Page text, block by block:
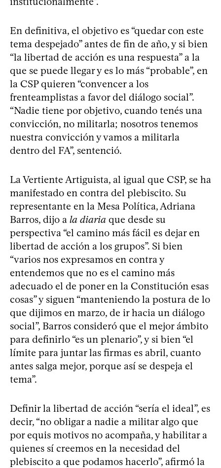
En definitiva, el objetivo es “quedar con este
tema despejado” antes de fin de año, y si bien
“la libertad de acción es una respuesta” a la
que se puede llegar y es lo más “probable”, en
la CSP quieren “convencer a los
frenteamplistas a favor del diálogo social”.
“Nadie tiene por objetivo, cuando tenés una
convicción, no militarla; nosotros tenemos
nuestra convicción y vamos a militarla
dentro del FA”, sentenció.
La Vertiente Artiguista, al igual que CSP, se ha
manifestado en contra del plebiscito. Su
representante en la Mesa Política, Adriana
Barros, dijo a la diaria que desde su
perspectiva “el camino más fácil es dejar en
libertad de acción a los grupos”. Si bien
“varios nos expresamos en contra y
entendemos que no es el camino más
adecuado el de poner en la Constitución esas
cosas” y siguen “manteniendo la postura de lo
que dijimos en marzo, de ir hacia un diálogo
social”, Barros consideró que el mejor ámbito
para definirlo “es un plenario”, y si bien “el
límite para juntar las firmas es abril, cuanto
antes salga mejor, porque así se despeja el
tema”.
Definir la libertad de acción “sería el ideal”, es
decir, “no obligar a nadie a militar algo que
por equis motivos no acompaña, y habilitar a
quienes sí creemos en la necesidad del
plebiscito a que podamos hacerlo”, afirmó la